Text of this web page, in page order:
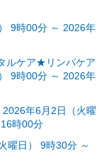
9時00分 ～ 2026年
ルケア★リンパケア
9時00分 ～ 2026年
年6月2日（火曜
時00分
曜日） 9時30分 ～